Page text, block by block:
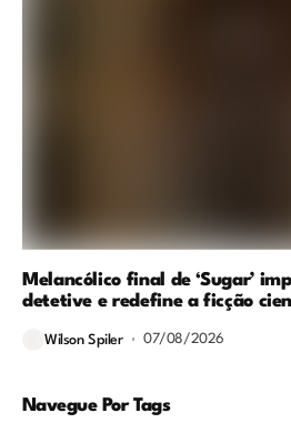
Melancólico final de ‘Sugar’
detetive e redefine a ficção
Wilson Spiler 07/08/2026
Navegue Por Tags